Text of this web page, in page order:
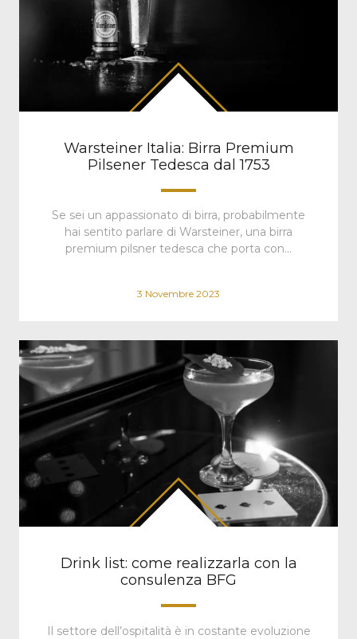
Warsteiner Italia: Birra Premium
Pilsener Tedesca dal 1753
Se sei un appassionato di birra, probabilmente
hai sentito parlare di Warsteiner, una birra
premium pilsner tedesca che porta con…
3 Novembre 2023
Drink list: come realizzarla con la
consulenza BFG
Il settore dell’ospitalità è in costante evoluzione